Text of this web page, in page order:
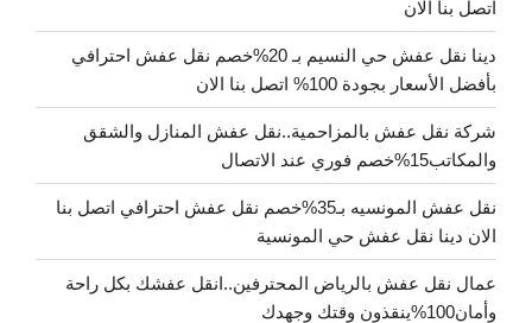
اتصل بنا الان
دينا نقل عفش حي النسيم بـ 20%خصم نقل عفش احترافي
بأفضل الأسعار بجودة 100% اتصل بنا الان
شركة نقل عفش بالمزاحمية..نقل عفش المنازل والشقق
والمكاتب15%خصم فوري عند الاتصال
نقل عفش المونسيه بـ35%خصم نقل عفش احترافي اتصل بنا
الان دينا نقل عفش حي المونسية
عمال نقل عفش بالرياض المحترفين..انقل عفشك بكل راحة
وأمان100%ينقذون وقتك وجهدك